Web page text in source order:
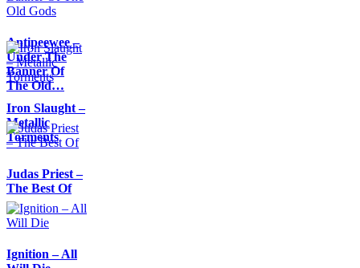
Antipeewee –
Under The
Banner Of
The Old…
Iron Slaught –
Metallic
Torments
Judas Priest –
The Best Of
Ignition – All